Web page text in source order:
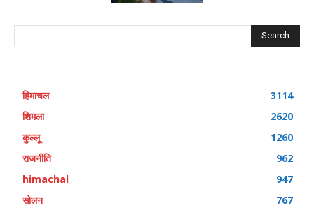
Search
हिमाचल
3114
शिमला
2620
कुल्लू
1260
राजनीति
962
himachal
947
सोलन
767